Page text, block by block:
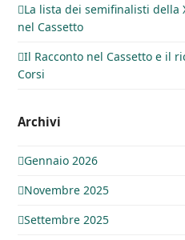
La lista dei semifinalisti della
nel Cassetto
Il Racconto nel Cassetto e il
Corsi
Archivi
Gennaio 2026
Novembre 2025
Settembre 2025